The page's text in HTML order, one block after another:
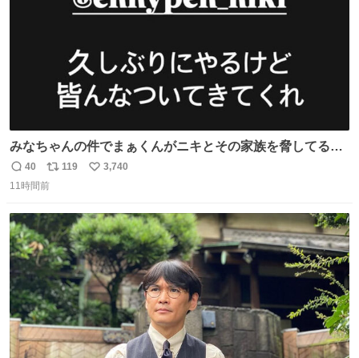
みなちゃんの件でまぁくんがニキとその家族を脅してるけ
ど絶対間違えてる。 悪いのは誹謗中傷した人達でしょ。こ
んなのみなちゃん望んでないし曲がった正義すぎる
返
信
40
リ
ポ
ト
数
119
い
数
3,740
11時間前